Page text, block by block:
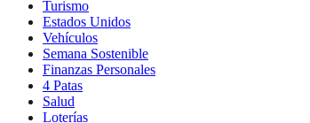
Turismo
Estados Unidos
Vehículos
Semana Sostenible
Finanzas Personales
4 Patas
Salud
Loterías